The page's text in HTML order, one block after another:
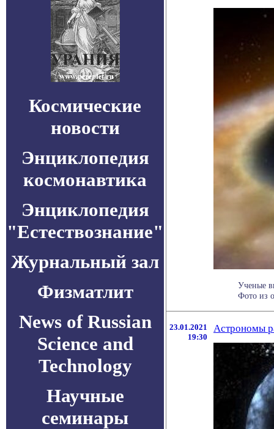
Космические
новости
Энциклопедия
космонавтика
Энциклопедия
"Естествознание"
Журнальный зал
Физматлит
News of Russian
Science and
Technology
Научные
семинары
Ученые
Фото из
23.01.2021
19:30
Астрономы